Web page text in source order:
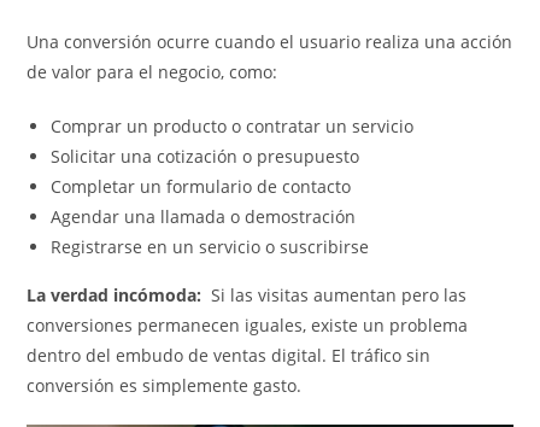
Una conversión ocurre cuando el usuario realiza una acción
de valor para el negocio, como:
Comprar un producto o contratar un servicio
Solicitar una cotización o presupuesto
Completar un formulario de contacto
Agendar una llamada o demostración
Registrarse en un servicio o suscribirse
La verdad incómoda:Si las visitas aumentan pero las
conversiones permanecen iguales, existe un problema
dentro del embudo de ventas digital. El tráfico sin
conversión es simplemente gasto.